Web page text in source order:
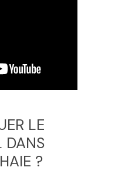
LE
DANS
?